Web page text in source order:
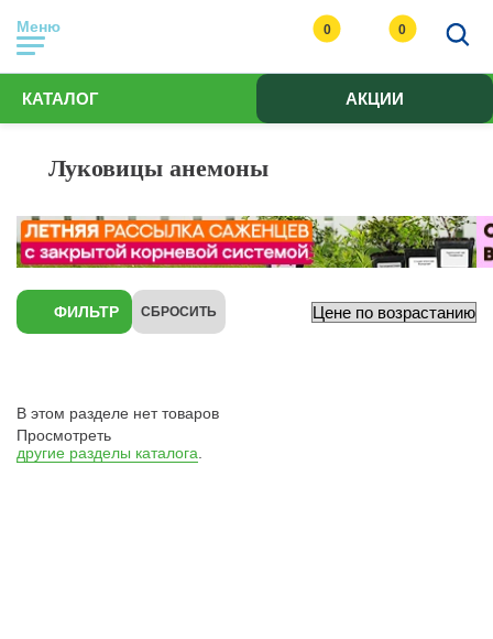
Меню 0 0
КАТАЛОГ АКЦИИ
Луковицы анемоны
ФИЛЬТР СБРОСИТЬ
В этом разделе нет товаров
Просмотреть
другие разделы каталога